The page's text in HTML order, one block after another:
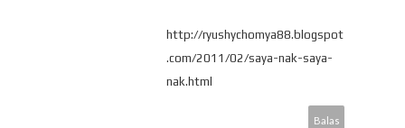
http://ryushychomya88.blogspot
.com/2011/02/saya-nak-saya-
nak.html
Balas